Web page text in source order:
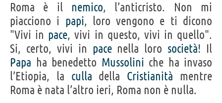
Roma è il nemico, l’anticristo. Non mi
piacciono i papi, loro vengono e ti dicono
"Vivi in pace, vivi in questo, vivi in quello".
Si, certo, vivi in pacenella loro società! Il
Papa ha benedetto Mussolini che ha invaso
l’Etiopia, la culla della Cristianità mentre
Roma è nata l’altro ieri, Roma non è nulla.